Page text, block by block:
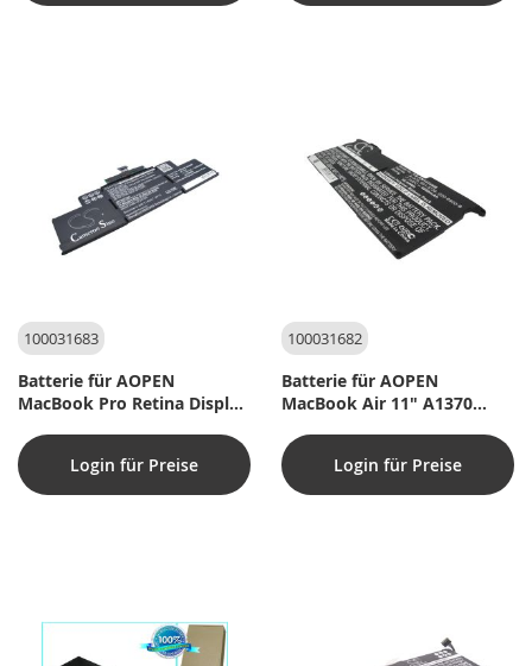
100031683
Batterie für AOPEN
MacBook Pro Retina Display
(kompatibel)
Login für Preise
100031682
Batterie für AOPEN
MacBook Air 11" A1370
(kompatibel)
Login für Preise